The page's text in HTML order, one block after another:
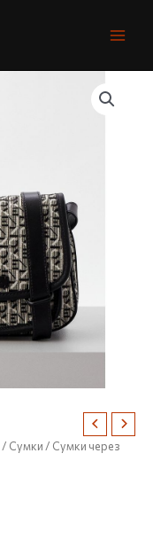
/ Сумки / Сумки через